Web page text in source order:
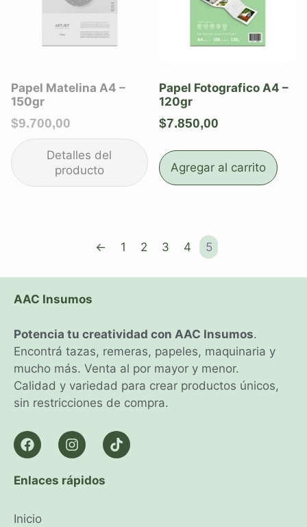
Papel Matelina A4 –
150gr
$9.700,00
Papel Fotografico A4 –
120gr
$7.850,00
Agregar al carrito
← 1 2 3 4 5
AAC Insumos
Potencia tu creatividad con AAC Insumos.
Encontrá tazas, remeras, papeles, maquinaria y
mucho más. Venta al por mayor y menor.
Calidad y variedad para crear productos únicos,
sin restricciones de compra.
Enlaces rápidos
Inicio